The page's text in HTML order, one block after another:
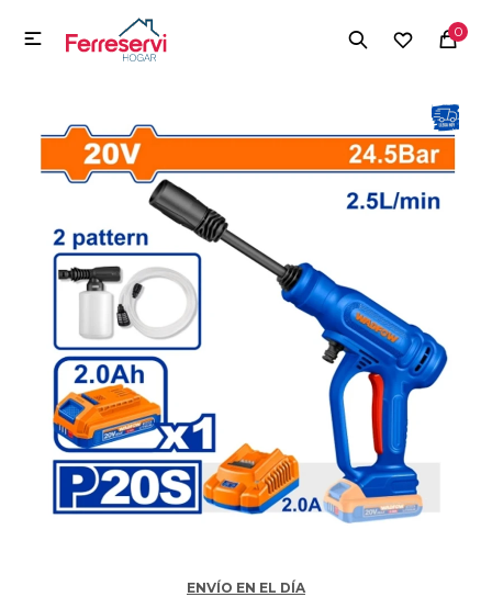
0

ENVÍO EN EL DÍA
MI CUENTA
Herramientas y Construcción
Electrodomésticos
Tecnología
Deportes
Camping